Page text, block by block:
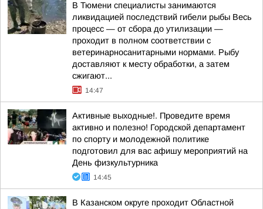
В Тюмени специалисты занимаются
ликвидацией последствий гибели рыбы Весь
процесс — от сбора до утилизации —
проходит в полном соответствии с
ветеринарносанитарными нормами. Рыбу
доставляют к месту обработки, а затем
сжигают...
14:47
Активные выходные!. Проведите время
активно и полезно! Городской департамент
по спорту и молодежной политике
подготовил для вас афишу мероприятий на
День физкультурника
14:45
В Казанском округе проходит Областной